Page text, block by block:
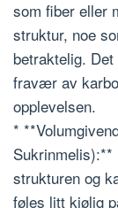
som fiber eller
struktur, noe
betraktelig.
fravær av
opplevelsen.
*
strukturen og
føles litt kjølig